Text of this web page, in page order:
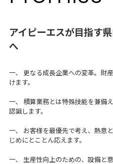
アイピーエスが目指す
へ
一、 更なる成長企業への変革。財
けます。
一、 積算業務とは特殊技能を兼備
認識します。
一、 お客様を最優先で考え、熱意
じめにとことん応えます。
一、 生産性向上のための、設備と